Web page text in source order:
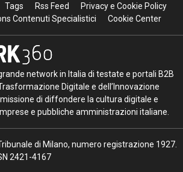
Tags Rss Feed
Privacy e Cookie Policy
Contenuti Specialistici
Cookie Center
network in Italia di testate e portali B2B
Digitale e dell’Innovazione
di diffondere la cultura digitale e
e pubbliche amministrazioni italiane.
di Milano, numero registrazione 1927.
2421-4167